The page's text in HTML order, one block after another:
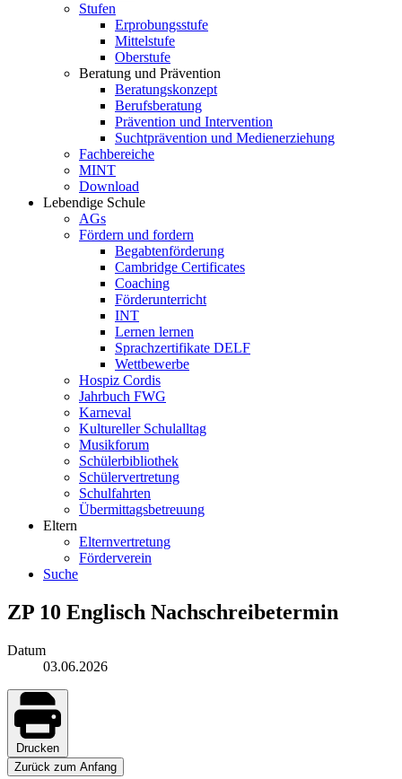
Stufen
Erprobungsstufe
Mittelstufe
Oberstufe
Beratung und Prävention
Beratungskonzept
Berufsberatung
Prävention und Intervention
Suchtprävention und Medienerziehung
Fachbereiche
MINT
Download
Lebendige Schule
AGs
Fördern und fordern
Begabtenförderung
Cambridge Certificates
Coaching
Förderunterricht
INT
Lernen lernen
Sprachzertifikate DELF
Wettbewerbe
Hospiz Cordis
Jahrbuch FWG
Karneval
Kultureller Schulalltag
Musikforum
Schülerbibliothek
Schülervertretung
Schulfahrten
Übermittagsbetreuung
Eltern
Elternvertretung
Förderverein
Suche
ZP 10 Englisch Nachschreibetermin
Datum
03.06.2026
Drucken
Zurück zum Anfang